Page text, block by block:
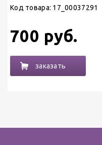
Код товара: 17_00037291
700 руб.
заказать